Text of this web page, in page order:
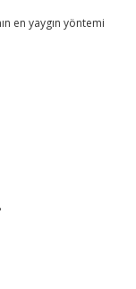
en yaygın yöntemi